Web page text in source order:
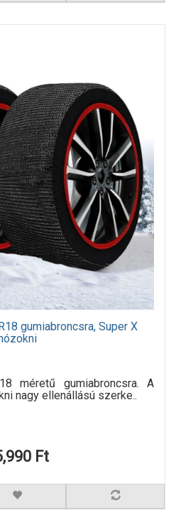
gumiabroncsra, Super X
hózokni
méretű gumiabroncsra. A
nagy ellenállású szerke..
Ft